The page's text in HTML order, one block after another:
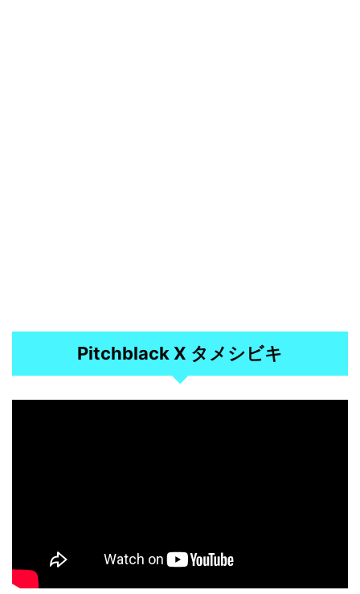
Pitchblack X タメシビキ